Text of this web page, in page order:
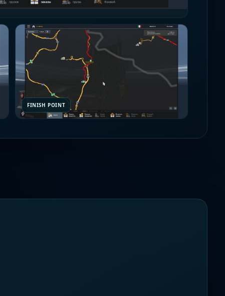
FINISH POINT